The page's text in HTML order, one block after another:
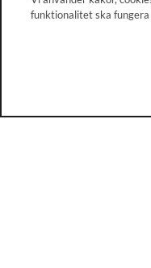
funktionalitet ska fungera